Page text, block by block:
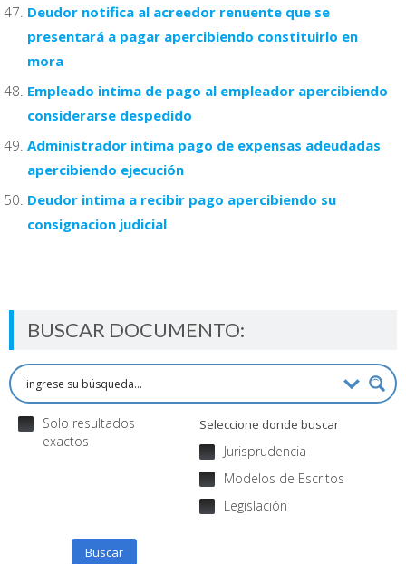
Deudor notifica al acreedor renuente que se
presentará a pagar apercibiendo constituirlo en
mora
Empleado intima de pago al empleador apercibiendo
considerarse despedido
Administrador intima pago de expensas adeudadas
apercibiendo ejecución
Deudor intima a recibir pago apercibiendo su
consignacion judicial
BUSCAR DOCUMENTO:
Solo resultados
exactos
Seleccione donde buscar
Jurisprudencia
Modelos de Escritos
Legislación
Buscar